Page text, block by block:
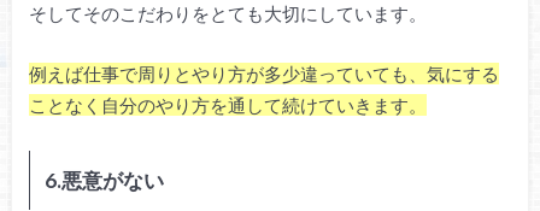
そしてそのこだわりをとても大切にしています。
例えば仕事で周りとやり方が多少違っていても、気にする
ことなく自分のやり方を通して続けていきます。
6.悪意がない